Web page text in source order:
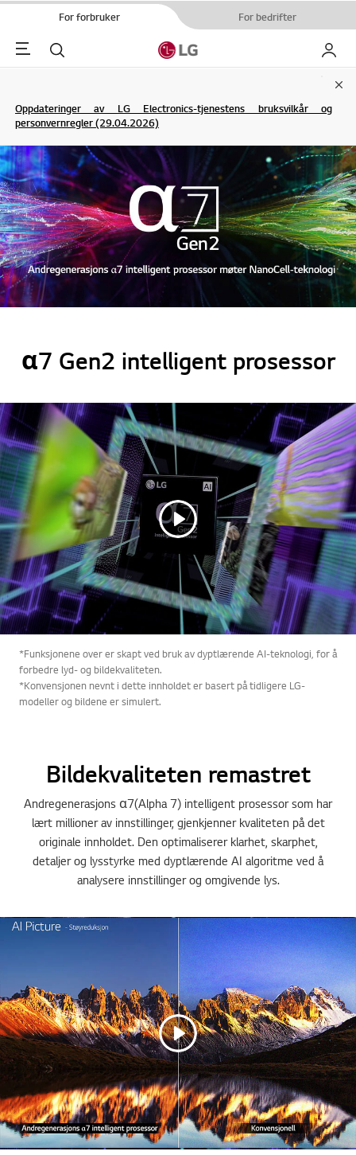
For forbruker For bedrifter
Menu Søk My LG
Oppdateringer av LG Electronics-tjenestens bruksvilkår og
personvernregler (29.04.2026)
α7 Gen2 intelligent prosessor
*Funksjonene over er skapt ved bruk av dyptlærende AI-teknologi, for å
forbedre lyd- og bildekvaliteten.
*Konvensjonen nevnt i dette innholdet er basert på tidligere LG-
modeller og bildene er simulert.
Bildekvaliteten remastret
Andregenerasjons α7(Alpha 7) intelligent prosessor som har
lært millioner av innstillinger, gjenkjenner kvaliteten på det
originale innholdet. Den optimaliserer klarhet, skarphet,
detaljer og lysstyrke med dyptlærende AI algoritme ved å
analysere innstillinger og omgivende lys.